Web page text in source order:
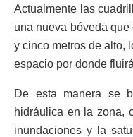
Actualmente las
una nueva bóveda
y cinco metros de alto,
espacio por donde
De esta manera se
hidráulica en la zona,
inundaciones y la